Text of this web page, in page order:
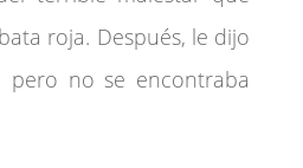
roja. Después, le dijo
pero no se encontraba